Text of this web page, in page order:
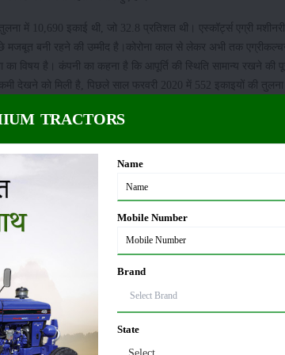
में 10,690 इकाई थी, जो 32.8 प्रतिशत थी। एस्कॉर्ट्स एग्री
मजबूत बनी रहने की उम्मीद है।कोरोना काल से लेकर अभी तक
विषय है। कंपनी का कहना है कि आपूर्ति की स्थिति सामान्य रखने की
देखने को मिली है, पिछले साल फरवरी 2020 में 552 इकाइयों की
TRACTORS
Name
Mobile Number
Brand
State